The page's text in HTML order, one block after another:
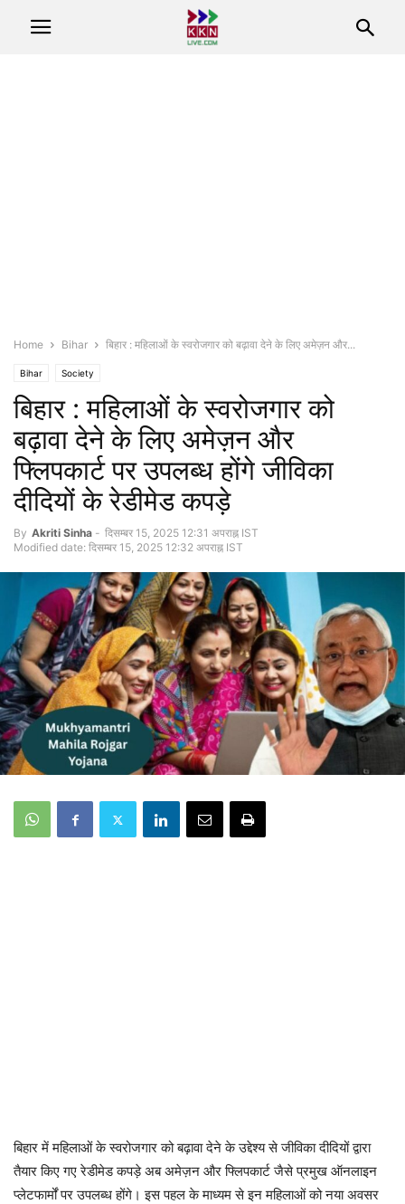
Home Bihar बिहार : महिलाओं के स्वरोजगार को बढ़ावा देने के लिए अमेज़न और...
Bihar Society
बिहार : महिलाओं के स्वरोजगार को
बढ़ावा देने के लिए अमेज़न और
फ्लिपकार्ट पर उपलब्ध होंगे जीविका
दीदियों के रेडीमेड कपड़े
By Akriti Sinha - दिसम्बर 15, 2025 12:31 अपराह्न IST
Modified date: दिसम्बर 15, 2025 12:32 अपराह्न IST
बिहार में महिलाओं के स्वरोजगार को बढ़ावा देने के उद्देश्य से जीविका दीदियों द्वारा
तैयार किए गए रेडीमेड कपड़े अब अमेज़न और फ्लिपकार्ट जैसे प्रमुख ऑनलाइन
प्लेटफार्मों पर उपलब्ध होंगे। इस पहल के माध्यम से इन महिलाओं को नया अवसर